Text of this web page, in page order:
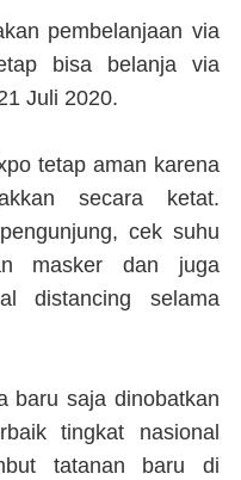
pembelanjaan via
bisa belanja via
Juli 2020.
tetap aman karena
secara ketat.
cek suhu
masker dan juga
distancing selama
baru saja dinobatkan
tingkat nasional
tatanan baru di